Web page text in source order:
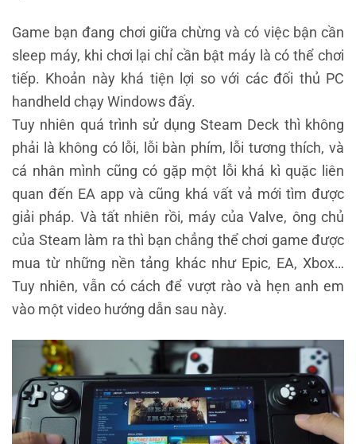
Game bạn đang chơi giữa chừng và có việc bận cần
sleep máy, khi chơi lại chỉ cần bật máy là có thể chơi
tiếp. Khoản này khá tiện lợi so với các đối thủ PC
handheld chạy Windows đấy.
Tuy nhiên quá trình sử dụng Steam Deck thì không
phải là không có lỗi, lỗi bàn phím, lỗi tương thích, và
cá nhân mình cũng có gặp một lỗi khá kì quặc liên
quan đến EA app và cũng khá vất vả mới tìm được
giải pháp. Và tất nhiên rồi, máy của Valve, ông chủ
của Steam làm ra thì bạn chẳng thể chơi game được
mua từ những nền tảng khác như Epic, EA, Xbox…
Tuy nhiên, vẫn có cách để vượt rào và hẹn anh em
vào một video hướng dẫn sau này.